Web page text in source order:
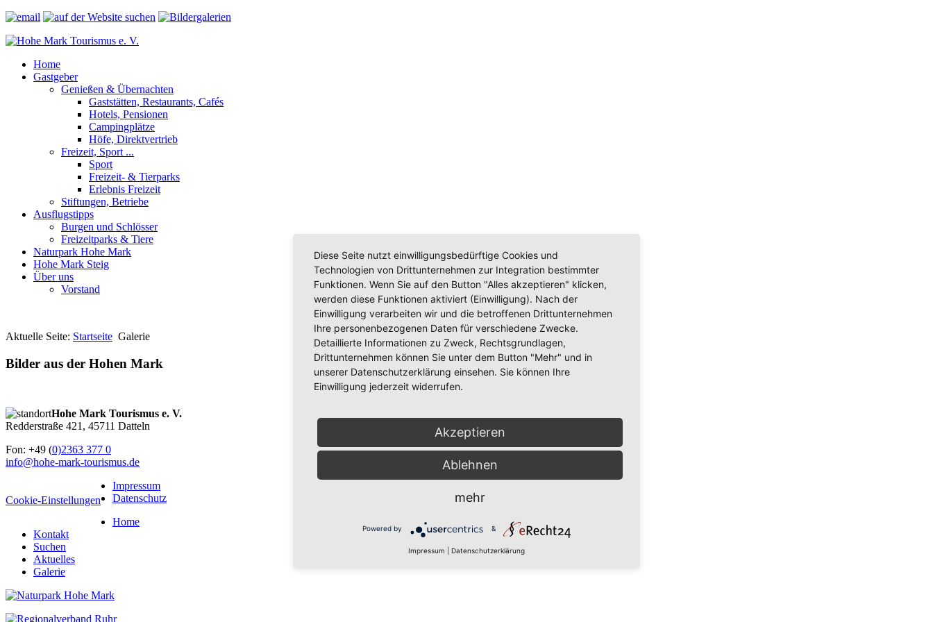
Home
Gastgeber
Genießen & Übernachten
Gaststätten, Restaurants, Cafés
Hotels, Pensionen
Campingplätze
Höfe, Direktvertrieb
Freizeit, Sport ...
Sport
Freizeit- & Tierparks
Erlebnis Freizeit
Stiftungen, Betriebe
Ausflugstipps
Burgen und Schlösser
Freizeitparks & Tiere
Naturpark Hohe Mark
Hohe Mark Steig
Über uns
Vorstand
Aktuelle Seite: Startseite Galerie
Bilder aus der Hohen Mark
Hohe Mark Tourismus e. V.
Redderstraße 421, 45711 Datteln
Fon: +49 (0)2363 377 0
info@hohe-mark-tourismus.de
Cookie-Einstellungen
Impressum
Datenschutz
Home
Kontakt
Suchen
Aktuelles
Galerie
Diese Seite nutzt einwilligungsbedürftige Cookies und
Technologien von Drittunternehmen zur Integration bestimmter
Funktionen. Wenn Sie auf den Button "Alles akzeptieren" klicken,
werden diese Funktionen aktiviert (Einwilligung). Nach der
Einwilligung verarbeiten wir und die betroffenen Drittunternehmen
Ihre personenbezogenen Daten für verschiedene Zwecke.
Detaillierte Informationen zu Zweck, Rechtsgrundlagen,
Drittunternehmen können Sie unter dem Button "Mehr" und in
unserer Datenschutzerklärung einsehen. Sie können Ihre
Einwilligung jederzeit widerrufen.
Akzeptieren
Ablehnen
mehr
Powered by &
Impressum Datenschutzerklärung